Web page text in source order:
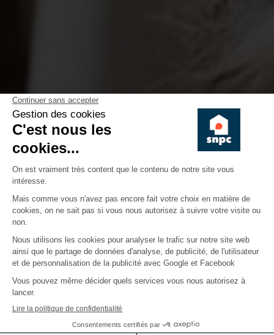
Bienvenue au SNPC
Une association qui est dirigée par des
propriétaires et qui connaît leurs
problèmes.
En savoir plus